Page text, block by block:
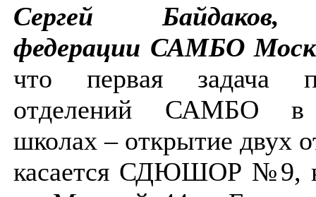
Сергей Байдаков,
федерации САМБО
что первая задача
отделений САМБО в
школах – открытие двух
касается СДЮШОР №9,